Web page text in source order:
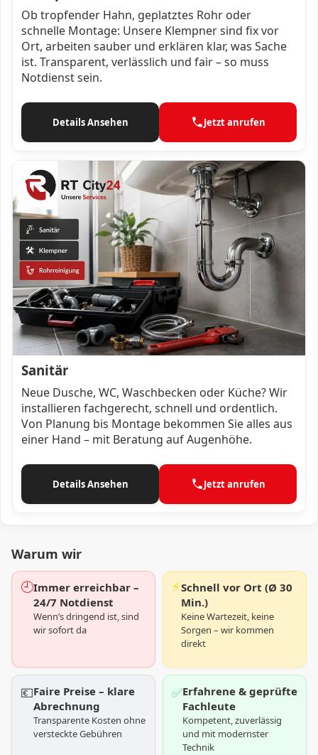
Ob tropfender Hahn, geplatztes Rohr oder
schnelle Montage: Unsere Klempner sind fix vor
Ort, arbeiten sauber und erklären klar, was Sache
ist. Transparent, verlässlich und fair – so muss
Notdienst sein.
Details Ansehen Jetzt anrufen
Sanitär
Neue Dusche, WC, Waschbecken oder Küche? Wir
installieren fachgerecht, schnell und ordentlich.
Von Planung bis Montage bekommen Sie alles aus
einer Hand – mit Beratung auf Augenhöhe.
Details Ansehen Jetzt anrufen
Warum wir
🕘Immer erreichbar –
24/7 Notdienst
Wenn’s dringend ist, sind
wir sofort da
⚡Schnell vor Ort (Ø 30
Min.)
Keine Wartezeit, keine
Sorgen – wir kommen
direkt
💶Faire Preise – klare
Abrechnung
Transparente Kosten ohne
versteckte Gebühren
✅Erfahrene & geprüfte
Fachleute
Kompetent, zuverlässig
und mit modernster
Technik